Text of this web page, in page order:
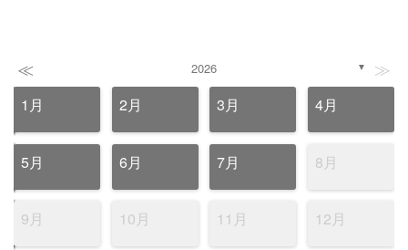
≪ 2026 ▼ ≫
1月 2月 3月 4月
5月 6月 7月 8月
9月 10月 11月 12月